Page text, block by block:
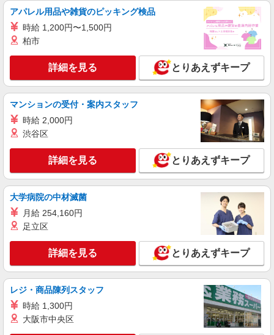
アパレル用品や雑貨のピッキング検品
時給 1,200円〜1,500円
柏市
詳細を見る とりあえずキープ
マンションの受付・案内スタッフ
時給 2,000円
渋谷区
詳細を見る とりあえずキープ
大学病院の中材滅菌
月給 254,160円
足立区
詳細を見る とりあえずキープ
レジ・商品陳列スタッフ
時給 1,300円
大阪市中央区